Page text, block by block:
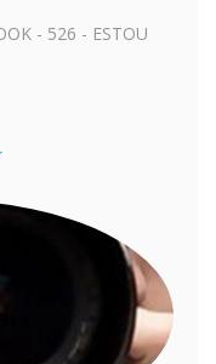
- 526 - ESTOU